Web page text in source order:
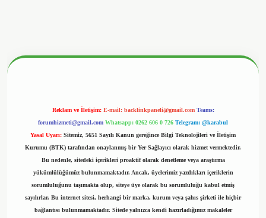
Reklam ve İletişim: E-mail: backlinkpaneli@gmail.com Teams:
forumhizmeti@gmail.com Whatsapp: 0262 606 0 726 Telegram: @karabul
Yasal Uyarı: Sitemiz, 5651 Sayılı Kanun gereğince Bilgi Teknolojileri ve İletişim
Kurumu (BTK) tarafından onaylanmış bir Yer Sağlayıcı olarak hizmet vermektedir.
Bu nedenle, sitedeki içerikleri proaktif olarak denetleme veya araştırma
yükümlülüğümüz bulunmamaktadır. Ancak, üyelerimiz yazdıkları içeriklerin
sorumluluğunu taşımakta olup, siteye üye olarak bu sorumluluğu kabul etmiş
sayılırlar. Bu internet sitesi, herhangi bir marka, kurum veya şahıs şirketi ile hiçbir
bağlantısı bulunmamaktadır. Sitede yalnızca kendi hazırladığımız makaleler